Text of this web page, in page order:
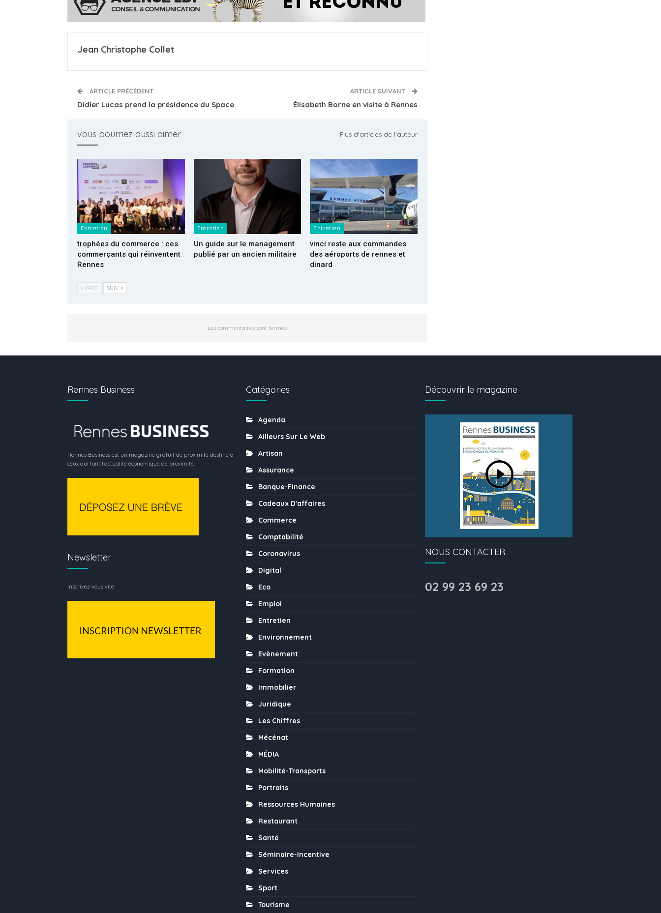
Jean Christophe Collet
ARTICLE PRÉCÉDENT
Didier Lucas prend la présidence du Space
ARTICLE SUIVANT
Élisabeth Borne en visite à Rennes
vous pourriez aussi aimer Plus d'articles de l'auteur
Entretien
trophées du commerce : ces
commerçants qui réinventent
Rennes
Entretien
Un guide sur le management
publié par un ancien militaire
Entretien
vinci reste aux commandes
des aéroports de rennes et
dinard
PREC SUIV
Les commentaires sont fermés.
Rennes Business
Rennes Business est un magazine gratuit de proximité destiné à
ceux qui font l’actualité économique de proximité.
Newsletter
Inscrivez-vous vite
Catégories
Agenda
Ailleurs Sur Le Web
Artisan
Assurance
Banque-Finance
Cadeaux D'affaires
Commerce
Comptabilité
Coronavirus
Digital
Eco
Emploi
Entretien
Environnement
Evènement
Formation
Immobilier
Juridique
Les Chiffres
Mécénat
MÉDIA
Mobilité-Transports
Portraits
Ressources Humaines
Restaurant
Santé
Séminaire-Incentive
Services
Sport
Tourisme
Découvrir le magazine
NOUS CONTACTER
02 99 23 69 23